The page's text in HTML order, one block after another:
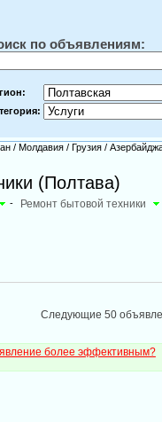
по объявлениям:
/ Молдавия / Грузия /
(Полтава)
- Ремонт бытовой техники
Следующие 50
более эффективным?